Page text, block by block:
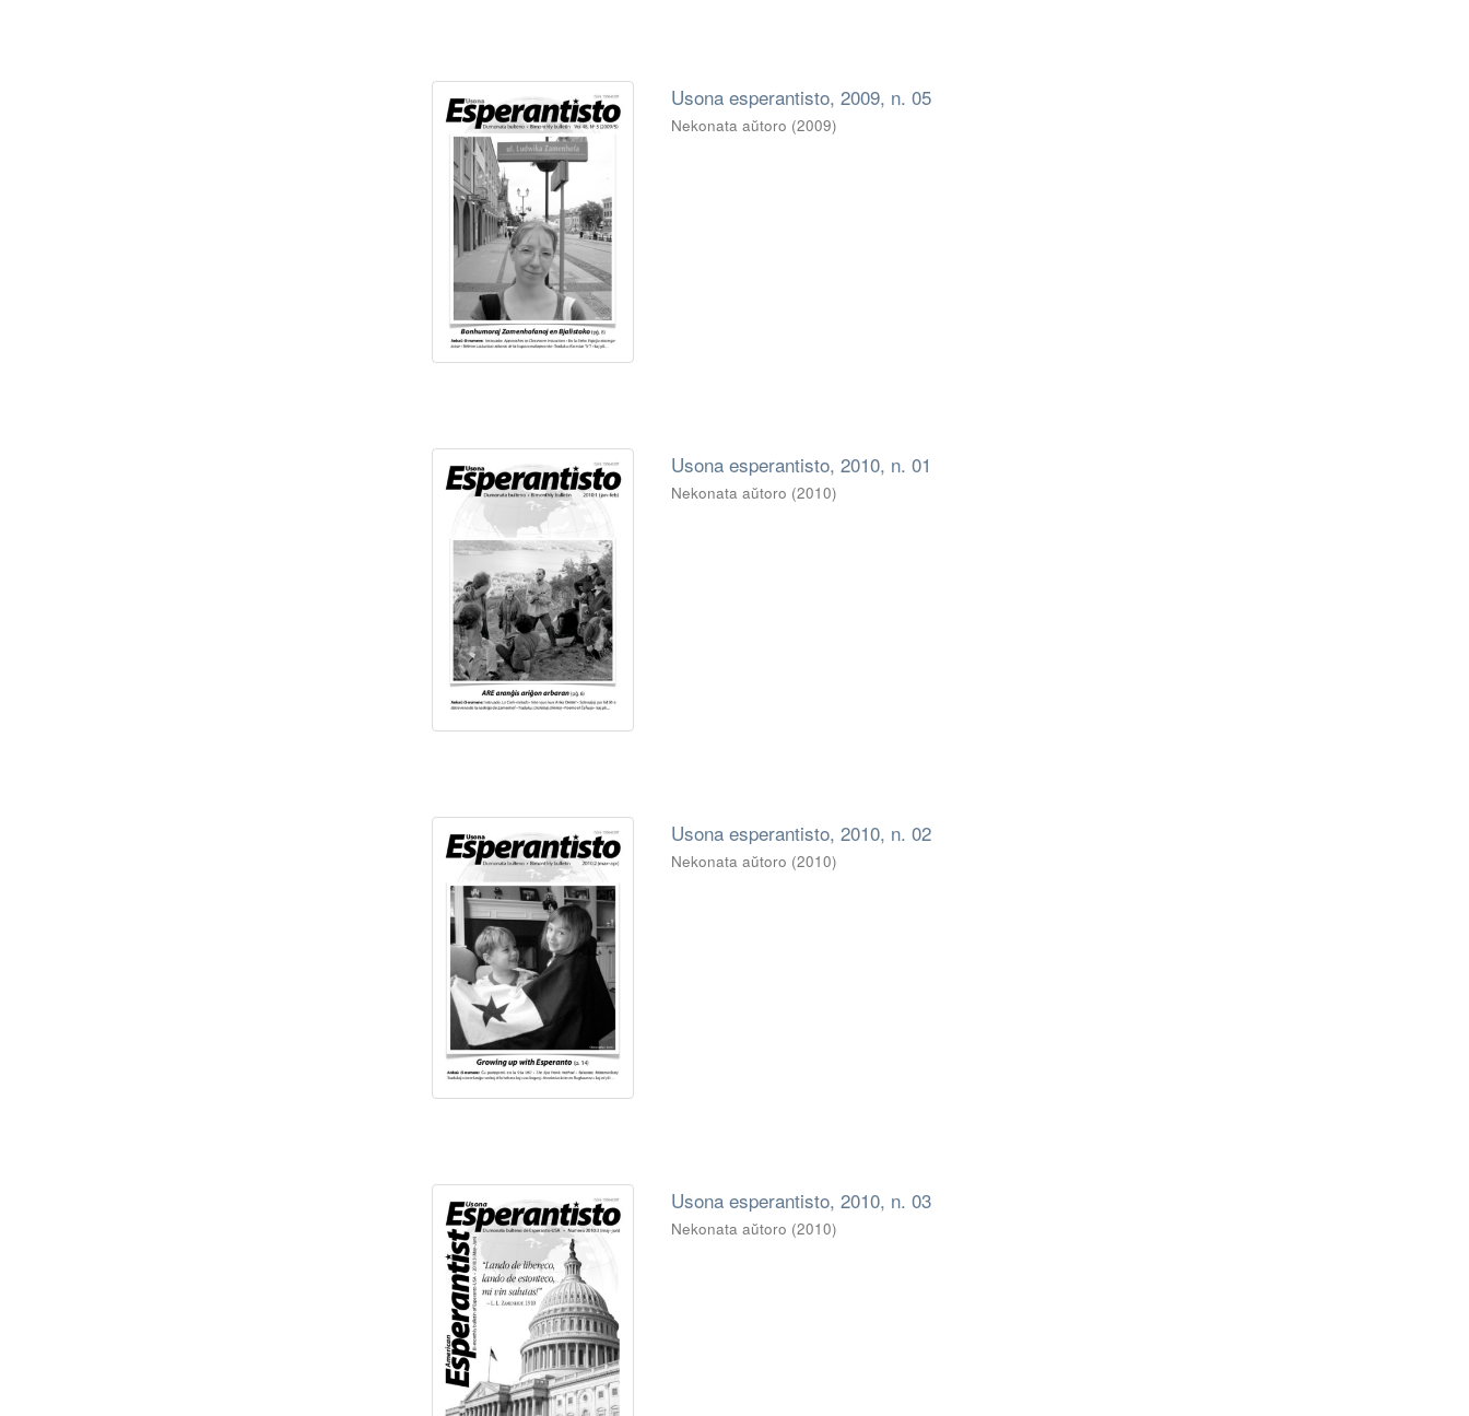
Usona esperantisto, 2009, n. 05
Nekonata aŭtoro (2009)
Usona esperantisto, 2010, n. 01
Nekonata aŭtoro (2010)
Usona esperantisto, 2010, n. 02
Nekonata aŭtoro (2010)
Usona esperantisto, 2010, n. 03
Nekonata aŭtoro (2010)